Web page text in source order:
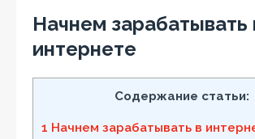
Начнем зарабатывать
интернете
Содержание статьи:
1 Начнем зарабатывать в